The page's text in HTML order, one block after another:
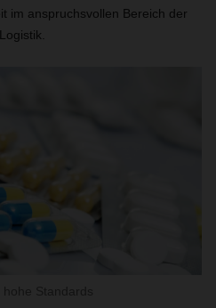
im anspruchsvollen Bereich der